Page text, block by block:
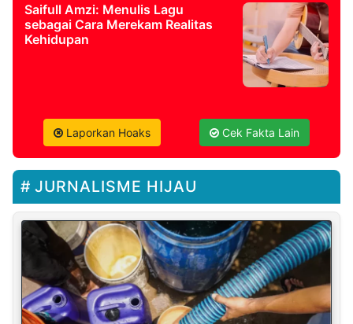
Saifull Amzi: Menulis Lagu
sebagai Cara Merekam Realitas
Kehidupan
Laporkan Hoaks Cek Fakta Lain
JURNALISME HIJAU